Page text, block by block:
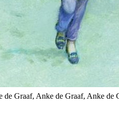
de Graaf, Anke de Graaf, Anke